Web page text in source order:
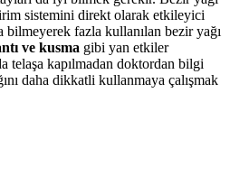
sistemini direkt olarak etkileyici
fazla kullanılan bezir yağı
ve kusma gibi yan etkiler
telaşa kapılmadan doktordan bilgi
daha dikkatli kullanmaya çalışmak